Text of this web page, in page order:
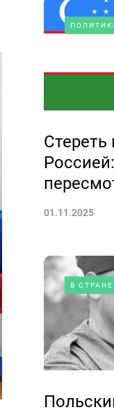
Стереть
01.11.2025
В СТРАНЕ